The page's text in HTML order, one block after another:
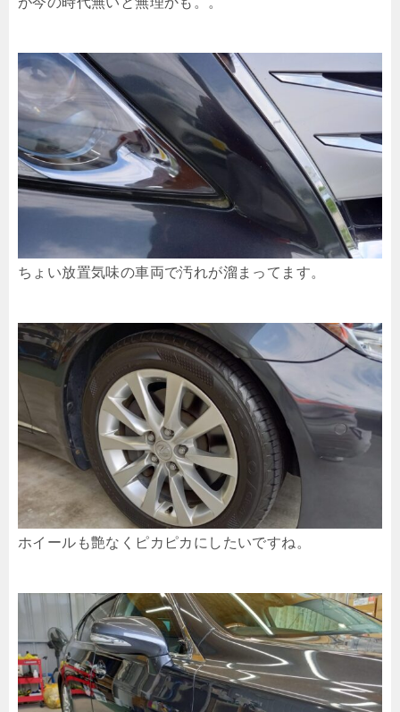
ちょい放置気味の車両で汚れが溜まってます。
ホイールも艶なくピカピカにしたいですね。